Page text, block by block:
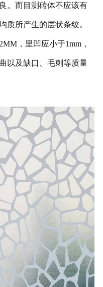
。而目测砖体不应该有
质所产生的层状条纹。
，里凹应小于1mm，
以及缺口、毛刺等质量